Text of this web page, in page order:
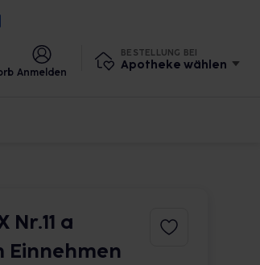
Anmelden
BESTELLUNG BEI
Apotheke wählen
Nr.11 a
Einnehmen